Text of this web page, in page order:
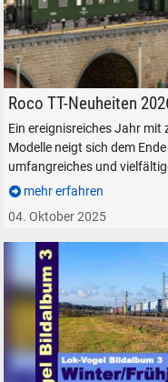
Roco TT-Neuheiten 2026
Roco TT-Neuheiten
Ein ereignisreiches Jahr mit
Modelle neigt sich dem
umfangreiches und
mehr erfahren
04. Oktober 2025